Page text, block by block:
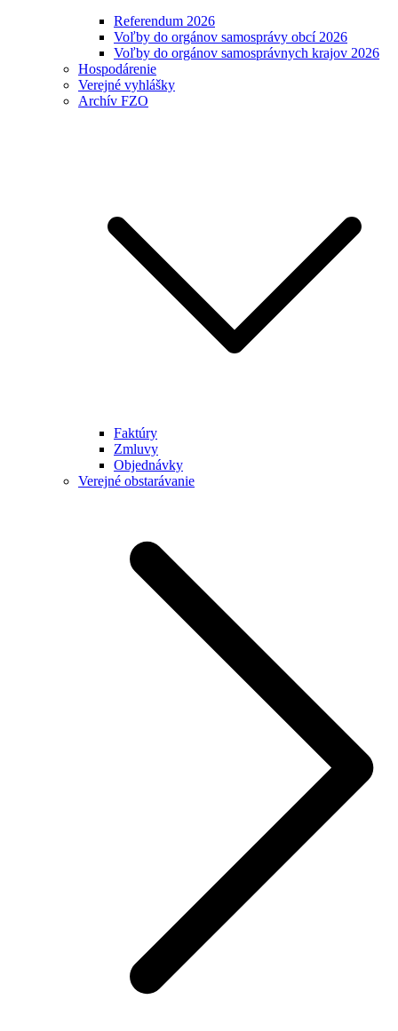
Referendum 2026
Voľby do orgánov samosprávy obcí 2026
Voľby do orgánov samosprávnych krajov 2026
Hospodárenie
Verejné vyhlášky
Archív FZO
Faktúry
Zmluvy
Objednávky
Verejné obstarávanie